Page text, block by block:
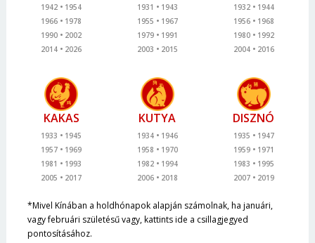
1942
1954
1966
1978
1990
2002
2014
2026
1931
1943
1955
1967
1979
1991
2003
2015
1932
1944
1956
1968
1980
1992
2004
2016
KAKAS
1933
1945
1957
1969
1981
1993
2005
2017
KUTYA
1934
1946
1958
1970
1982
1994
2006
2018
DISZNÓ
1935
1947
1959
1971
1983
1995
2007
2019
*Mivel Kínában a holdhónapok alapján számolnak, ha januári,
vagy februári születésű vagy, kattints ide a csillagjegyed
pontosításához.